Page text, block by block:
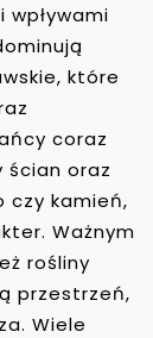
wpływami
które
coraz
ścian oraz
czy kamień,
Ważnym
rośliny
przestrzeń,
Wiele